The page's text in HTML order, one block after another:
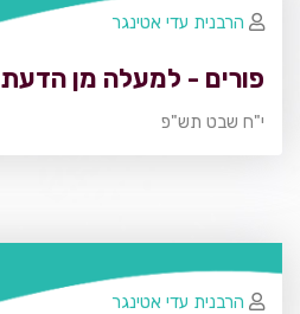
פורים - למעלה מן הדעת
י"ח שבט תש"פ
הרבנית עדי אטינגר
הרבנית עדי אטינגר